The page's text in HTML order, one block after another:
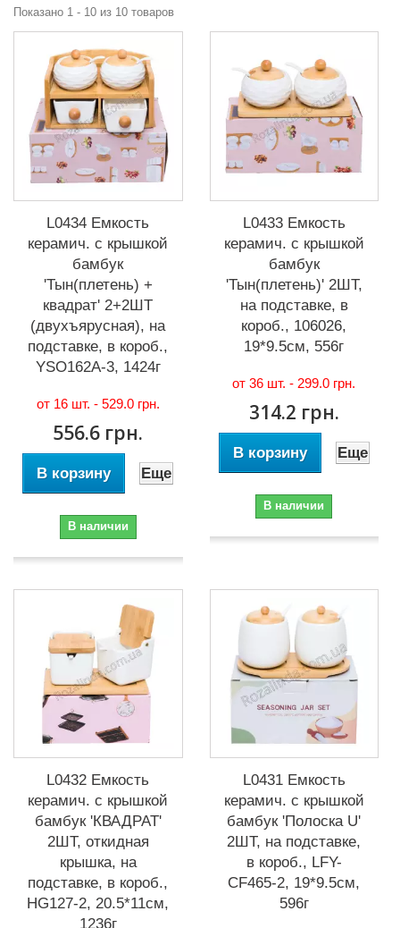
Показано 1 - 10 из 10 товаров
L0434 Емкость
керамич. с крышкой
бамбук
'Тын(плетень) +
квадрат' 2+2ШТ
(двухъярусная), на
подставке, в короб.,
YSO162A-3, 1424г
от 16 шт. - 529.0 грн.
556.6 грн.
В корзину Еще
В наличии
L0433 Емкость
керамич. с крышкой
бамбук
'Тын(плетень)' 2ШТ,
на подставке, в
короб., 106026,
19*9.5см, 556г
от 36 шт. - 299.0 грн.
314.2 грн.
В корзину Еще
В наличии
L0432 Емкость
керамич. с крышкой
бамбук 'КВАДРАТ'
2ШТ, откидная
крышка, на
подставке, в короб.,
HG127-2, 20.5*11см,
1236г
L0431 Емкость
керамич. с крышкой
бамбук 'Полоска U'
2ШТ, на подставке,
в короб., LFY-
CF465-2, 19*9.5см,
596г